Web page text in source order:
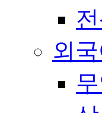
외